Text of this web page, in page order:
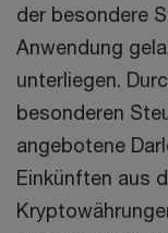
der besondere
Anwendung
unterliegen.
besonderen
angebotene
Einkünften aus